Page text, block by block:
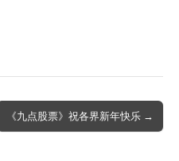
《九点股票》祝各界新年快乐 →